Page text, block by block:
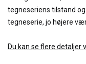
tegneseriens tilstand
tegneserie, jo højere
Du kan se flere detaljer